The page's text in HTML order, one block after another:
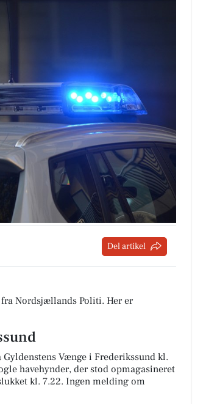
Del artikel
Nordsjællands Politi. Her er
Vænge i Frederikssund kl.
havehynder, der stod opmagasineret
kl. 7.22. Ingen melding om